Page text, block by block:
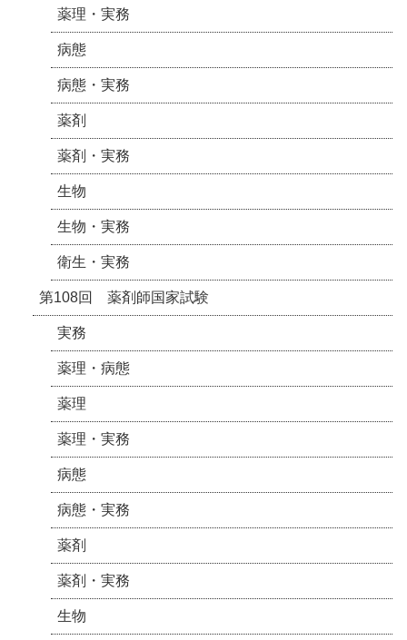
薬理・実務
病態
病態・実務
薬剤
薬剤・実務
生物
生物・実務
衛生・実務
第108回 薬剤師国家試験
実務
薬理・病態
薬理
薬理・実務
病態
病態・実務
薬剤
薬剤・実務
生物